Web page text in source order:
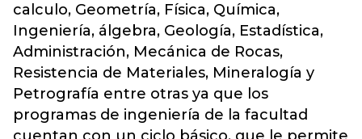
calculo, Geometría, Física, Química,
Ingeniería, álgebra, Geología, Estadística,
Administración, Mecánica de Rocas,
Resistencia de Materiales, Mineralogía y
Petrografía entre otras ya que los
programas de ingeniería de la facultad